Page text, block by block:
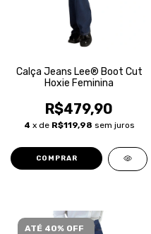
Calça Jeans Lee® Boot Cut
Hoxie Feminina
R$479,90
4 x de R$119,98 sem juros
COMPRAR
ATÉ 40% OFF